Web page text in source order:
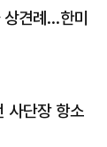
견례…한미
사단장 항소